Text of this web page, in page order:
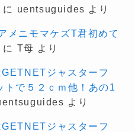
に uentsuguides より
メニモマケズT君初めて
に T母 より
ジャスターフ
トで５２ｃｍ他！あの1
より
ジャスターフ